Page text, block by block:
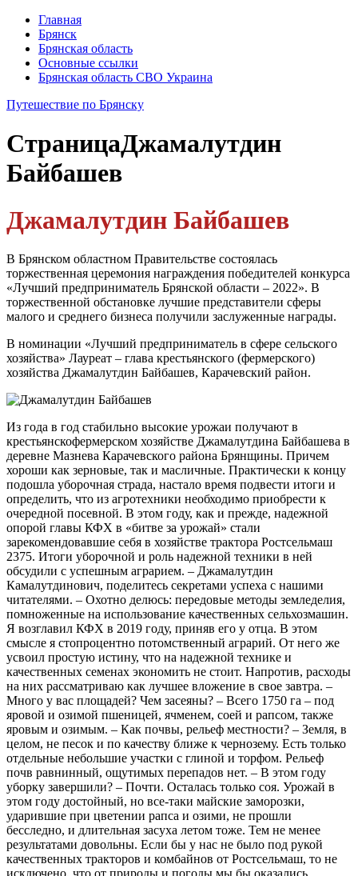
Главная
Брянск
Брянская область
Основные ссылки
Брянская область СВО Украина
Путешествие по Брянску
СтраницаДжамалутдин
Байбашев
Джамалутдин Байбашев
В Брянском областном Правительстве состоялась
торжественная церемония награждения победителей конкурса
«Лучший предприниматель Брянской области – 2022». В
торжественной обстановке лучшие представители сферы
малого и среднего бизнеса получили заслуженные награды.
В номинации «Лучший предприниматель в сфере сельского
хозяйства» Лауреат – глава крестьянского (фермерского)
хозяйства Джамалутдин Байбашев, Карачевский район.
Из года в год стабильно высокие урожаи получают в
крестьянскофермерском хозяйстве Джамалутдина Байбашева в
деревне Мазнева Карачевского района Брянщины. Причем
хороши как зерновые, так и масличные. Практически к концу
подошла уборочная страда, настало время подвести итоги и
определить, что из агротехники необходимо приобрести к
очередной посевной. В этом году, как и прежде, надежной
опорой главы КФХ в «битве за урожай» стали
зарекомендовавшие себя в хозяйстве трактора Ростсельмаш
2375. Итоги уборочной и роль надежной техники в ней
обсудили с успешным аграрием. – Джамалутдин
Камалутдинович, поделитесь секретами успеха с нашими
читателями. – Охотно делюсь: передовые методы земледелия,
помноженные на использование качественных сельхозмашин.
Я возглавил КФХ в 2019 году, приняв его у отца. В этом
смысле я стопроцентно потомственный аграрий. От него же
усвоил простую истину, что на надежной технике и
качественных семенах экономить не стоит. Напротив, расходы
на них рассматриваю как лучшее вложение в свое завтра. –
Много у вас площадей? Чем засеяны? – Всего 1750 га – под
яровой и озимой пшеницей, ячменем, соей и рапсом, также
яровым и озимым. – Как почвы, рельеф местности? – Земля, в
целом, не песок и по качеству ближе к чернозему. Есть только
отдельные небольшие участки с глиной и торфом. Рельеф
почв равнинный, ощутимых перепадов нет. – В этом году
уборку завершили? – Почти. Осталась только соя. Урожай в
этом году достойный, но все-таки майские заморозки,
ударившие при цветении рапса и озими, не прошли
бесследно, и длительная засуха летом тоже. Тем не менее
результатами довольны. Если бы у нас не было под рукой
качественных тракторов и комбайнов от Ростсельмаш, то не